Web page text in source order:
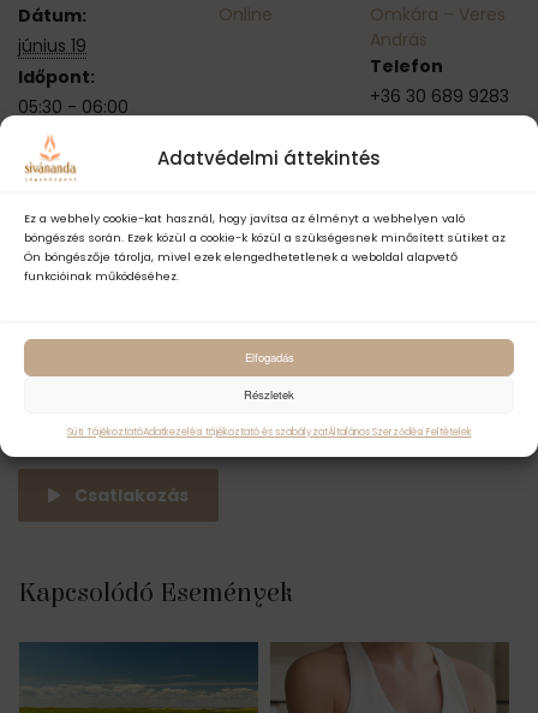
Adatvédelmi áttekintés
Ez a webhely cookie-kat használ, hogy javítsa az élményt a webhelyen való
böngészés során. Ezek közül a cookie-k közül a szükségesnek minősített sütiket az
Ön böngészője tárolja, mivel ezek elengedhetetlenek a weboldal alapvető
funkcióinak működéséhez.
Elfogadás
Részletek
Süti TájékoztatóAdatkezelési tájékoztató és szabályzatÁltalános Szerződési Feltételek
Dátum:
június 19
Időpont:
05:30 - 06:00
Series:
INGYENES REGGELI
(ONLINE)
Esemény kategóriák:
Esemény címkék:
brahmamuhurta,
omkára,reggeli,tanítás
Csatlakozás
Online
Omkára – Veres
András
Telefon
+36 30 689 9283
Kapcsolódó Események